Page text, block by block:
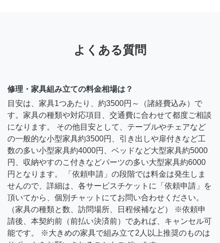
よくある質問
修理・家具組み立ての料金相場は？
目安は、家具1つあたり、約3500円～（諸経費込み）で
す。家具の種類や対応項目、交通費に合わせて都度ご相談
になります。 その他目安として、テーブルやチェアなど
の一般的な小型家具約3500円、引き出しや扉付きなど工
数の多い小型家具約4000円、ベッドなど大型家具約5000
円、収納やすのこ付きなどパーツの多い大型家具約6000
円となります。 「依頼申請」の段階では料金は発生しま
せんので、詳細は、各サービスチケットに「依頼申請」を
頂いてから、個別チャットにてお問い合わせください。
（家具の種類と数、訪問場所、日程候補など） ※依頼申
請後、本契約前（前払い決済前）であれば、キャンセル可
能です。 ※大きめの家具で組み立て2人以上推奨のものは